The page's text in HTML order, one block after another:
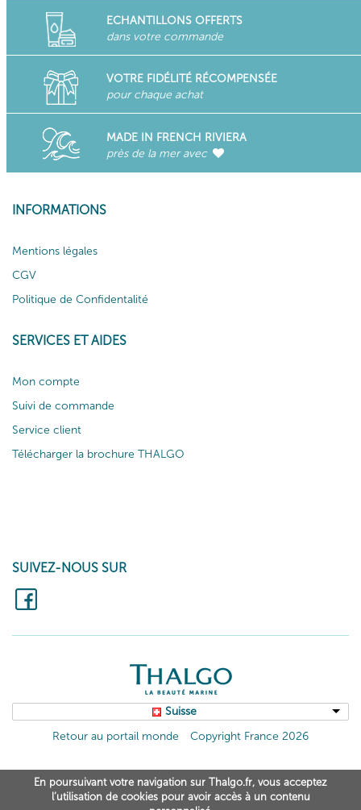
ECHANTILLONS OFFERTS
dans votre commande
VOTRE FIDÉLITÉ RÉCOMPENSÉE
pour chaque achat
MADE IN FRENCH RIVIERA
près de la mer avec
INFORMATIONS
Mentions légales
CGV
Politique de Confidentalité
SERVICES ET AIDES
Mon compte
Suivi de commande
Service client
Télécharger la brochure THALGO
SUIVEZ-NOUS SUR
Suisse
Retour au portail monde
Copyright France 2026
En poursuivant votre navigation sur Thalgo.fr, vous acceptez
l’utilisation de cookies pour avoir accès à un contenu